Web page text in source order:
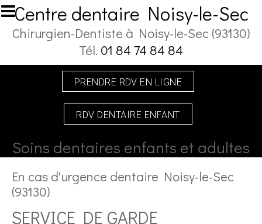
Aller au contenu principal
Centre dentaire Noisy-le-Sec
Chirurgien-Dentiste à Noisy-le-Sec (93130)
Tél. 01 84 74 84 84
PRENDRE RDV EN LIGNE
RDV DENTAIRE ENFANT
Soins dentaires enfants et adultes
En cas d'urgence dentaire Noisy-le-Sec
(93130)
SERVICE DE GARDE